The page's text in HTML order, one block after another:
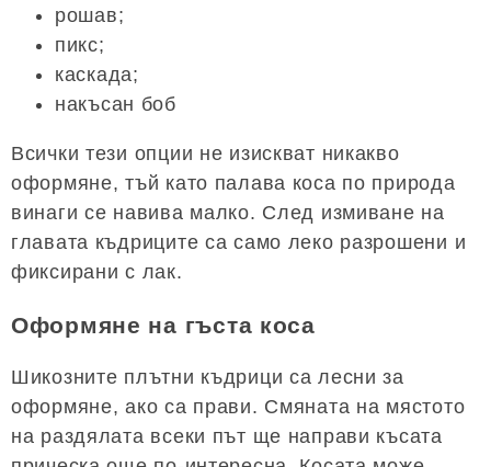
рошав;
пикс;
каскада;
накъсан боб
Всички тези опции не изискват никакво
оформяне, тъй като палава коса по природа
винаги се навива малко. След измиване на
главата къдриците са само леко разрошени и
фиксирани с лак.
Оформяне на гъста коса
Шикозните плътни къдрици са лесни за
оформяне, ако са прави. Смяната на мястото
на раздялата всеки път ще направи късата